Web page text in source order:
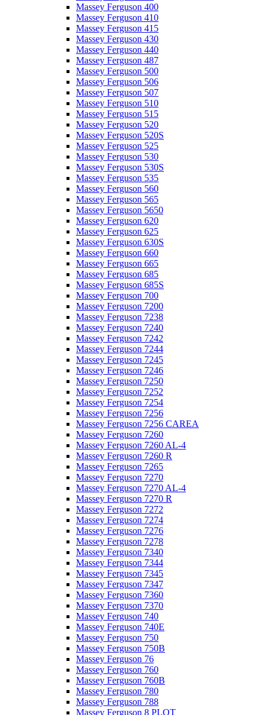
Massey Ferguson 400
Massey Ferguson 410
Massey Ferguson 415
Massey Ferguson 430
Massey Ferguson 440
Massey Ferguson 487
Massey Ferguson 500
Massey Ferguson 506
Massey Ferguson 507
Massey Ferguson 510
Massey Ferguson 515
Massey Ferguson 520
Massey Ferguson 520S
Massey Ferguson 525
Massey Ferguson 530
Massey Ferguson 530S
Massey Ferguson 535
Massey Ferguson 560
Massey Ferguson 565
Massey Ferguson 5650
Massey Ferguson 620
Massey Ferguson 625
Massey Ferguson 630S
Massey Ferguson 660
Massey Ferguson 665
Massey Ferguson 685
Massey Ferguson 685S
Massey Ferguson 700
Massey Ferguson 7200
Massey Ferguson 7238
Massey Ferguson 7240
Massey Ferguson 7242
Massey Ferguson 7244
Massey Ferguson 7245
Massey Ferguson 7246
Massey Ferguson 7250
Massey Ferguson 7252
Massey Ferguson 7254
Massey Ferguson 7256
Massey Ferguson 7256 CAREA
Massey Ferguson 7260
Massey Ferguson 7260 AL-4
Massey Ferguson 7260 R
Massey Ferguson 7265
Massey Ferguson 7270
Massey Ferguson 7270 AL-4
Massey Ferguson 7270 R
Massey Ferguson 7272
Massey Ferguson 7274
Massey Ferguson 7276
Massey Ferguson 7278
Massey Ferguson 7340
Massey Ferguson 7344
Massey Ferguson 7345
Massey Ferguson 7347
Massey Ferguson 7360
Massey Ferguson 7370
Massey Ferguson 740
Massey Ferguson 740E
Massey Ferguson 750
Massey Ferguson 750B
Massey Ferguson 76
Massey Ferguson 760
Massey Ferguson 760B
Massey Ferguson 780
Massey Ferguson 788
Massey Ferguson 8 PLOT